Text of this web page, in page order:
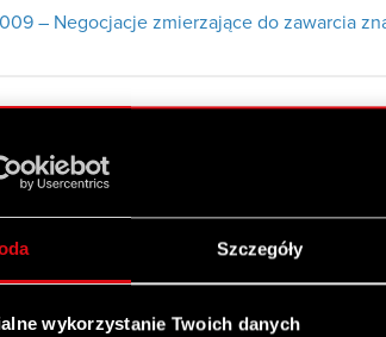
Szczegóły
wykorzystanie Twoich danych
– Negocjacje zmierzające do zawarcia
Powołanie Komitetu Audytu w ramach
– korekta